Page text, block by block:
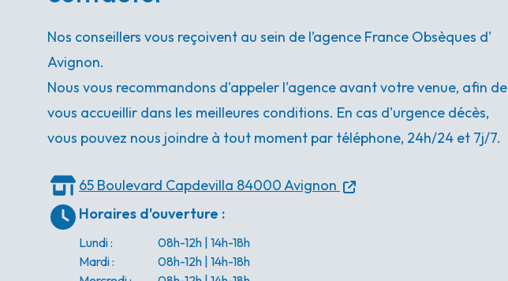
Nos conseillers vous reçoivent au sein de l’agence France Obsèques d'
Avignon.
Nous vous recommandons d'appeler l'agence avant votre venue, afin de
vous accueillir dans les meilleures conditions. En cas d'urgence décès,
vous pouvez nous joindre à tout moment par téléphone, 24h/24 et 7j/7.
65 Boulevard Capdevilla 84000 Avignon
Horaires d'ouverture :
Lundi:
08h-12h | 14h-18h
Mardi:
08h-12h | 14h-18h